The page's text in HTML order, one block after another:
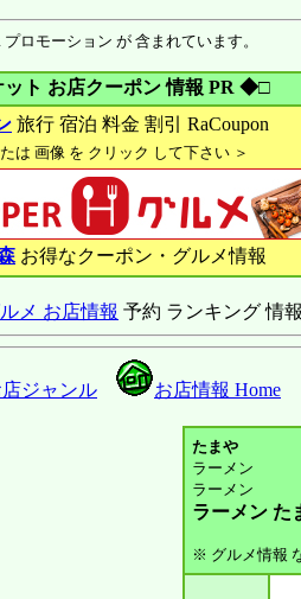
ロモーション が 含まれています。
ト お店クーポン 情報 PR ◆□
旅行 宿泊 料金 割引 RaCoupon
は 画像 を クリック して下さい ＞
お得なクーポン・グルメ情報
メ お店情報 予約 ランキング 情報
店ジャンル お店情報 Home
たまや
ラーメン
ラーメン
ラーメン た
※ グルメ情報